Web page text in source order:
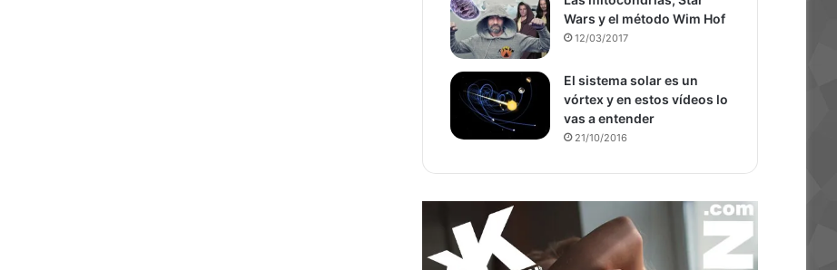
Wars y el método Wim Hof
12/03/2017
El sistema solar es un
vórtex y en estos vídeos lo
vas a entender
21/10/2016